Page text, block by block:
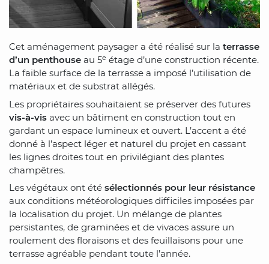
Cet aménagement paysager a été réalisé sur la terrasse
d’un penthouse au 5e étage d’une construction récente.
La faible surface de la terrasse a imposé l’utilisation de
matériaux et de substrat allégés.
Les propriétaires souhaitaient se préserver des futures
vis-à-vis avec un bâtiment en construction tout en
gardant un espace lumineux et ouvert. L’accent a été
donné à l’aspect léger et naturel du projet en cassant
les lignes droites tout en privilégiant des plantes
champêtres.
Les végétaux ont été sélectionnés pour leur résistance
aux conditions météorologiques difficiles imposées par
la localisation du projet. Un mélange de plantes
persistantes, de graminées et de vivaces assure un
roulement des floraisons et des feuillaisons pour une
terrasse agréable pendant toute l’année.